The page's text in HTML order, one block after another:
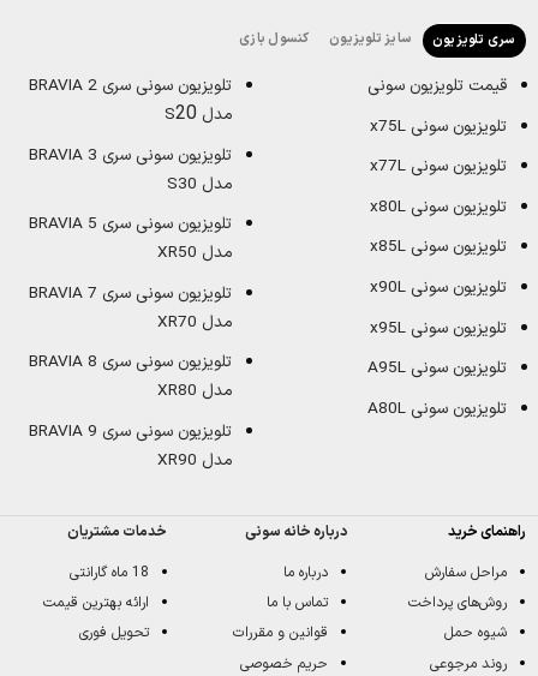
سری تلویزیون سایز تلویزیون کنسول بازی
قیمت تلویزیون سونی
تلویزیون سونی x75L
تلویزیون سونی x77L
تلویزیون سونی x80L
تلویزیون سونی x85L
تلویزیون سونی x90L
تلویزیون سونی x95L
تلویزیون سونی A95L
تلویزیون سونی A80L
تلویزیون سونی سری BRAVIA 2
مدل S 20
تلویزیون سونی سری BRAVIA 3
مدل S30
تلویزیون سونی سری BRAVIA 5
مدل XR50
تلویزیون سونی سری BRAVIA 7
مدل XR70
تلویزیون سونی سری BRAVIA 8
مدل XR80
تلویزیون سونی سری BRAVIA 9
مدل XR90
راهنمای خرید
مراحل سفارش
روش‌های پرداخت
شیوه حمل
روند مرجوعی
درباره خانه سونی
درباره ما
تماس با ما
قوانین و مقررات
حریم خصوصی
خدمات مشتریان
18 ماه گارانتی
ارائه بهترین قیمت
تحویل فوری